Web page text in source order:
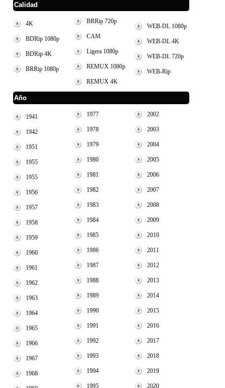
Calidad
4K
BDRip 1080p
BDRip 4K
BRRip 1080p
BRRip 720p
CAM
Ligera 1080p
REMUX 1080p
REMUX 4K
WEB-DL 1080p
WEB-DL 4K
WEB-DL 720p
WEB-Rip
Año
1941
1942
1951
1955
1955
1956
1957
1958
1959
1960
1961
1962
1963
1964
1965
1966
1967
1968
1977
1978
1979
1980
1981
1982
1983
1984
1985
1986
1987
1988
1989
1990
1991
1992
1993
1994
1995
2002
2003
2004
2005
2006
2007
2008
2009
2010
2011
2012
2013
2014
2015
2016
2017
2018
2019
2020